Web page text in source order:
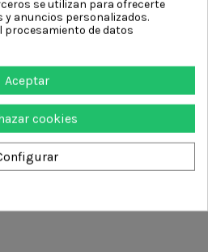
suele triunfar en
bodas o cualquier evento
es una opción ideal
ofreciendo una
continúa más allá de la
se utilizan para ofrecerte
y anuncios personalizados.
procesamiento de datos
Aceptar
cookies